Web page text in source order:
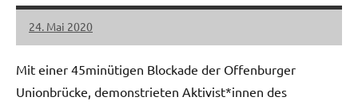
24. Mai 2020
LiLO
Keine
Mit einer 45minütigen Blockade der Offenburger
Unionbrücke, demonstrieten Aktivist*innen des